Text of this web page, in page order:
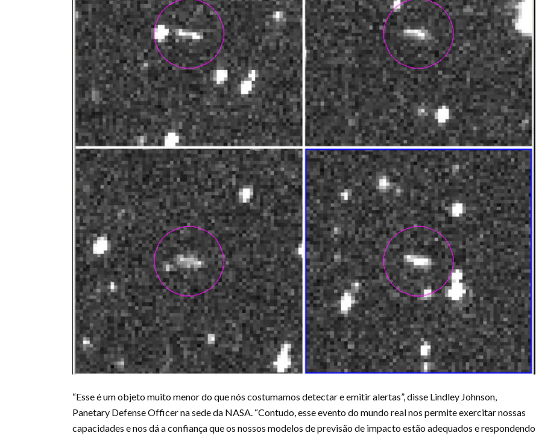
“Esse é um objeto muito menor do que nós costumamos detectar e emitir alertas”, disse Lindley Johnson,
Panetary Defense Officer na sede da NASA. “Contudo, esse evento do mundo real nos permite exercitar nossas
capacidades e nos dá a confiança que os nossos modelos de previsão de impacto estão adequados e respondendo